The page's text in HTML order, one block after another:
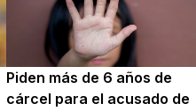
Piden más de 6 años de
cárcel para el acusado de